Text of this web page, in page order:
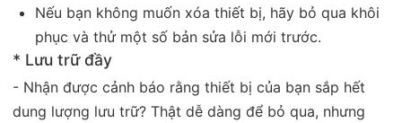
Nếu bạn không muốn xóa thiết bị, hãy bỏ qua khôi
phục và thử một số bản sửa lỗi mới trước.
* Lưu trữ đầy
- Nhận được cảnh báo rằng thiết bị của bạn sắp hết
dung lượng lưu trữ? Thật dễ dàng để bỏ qua, nhưng